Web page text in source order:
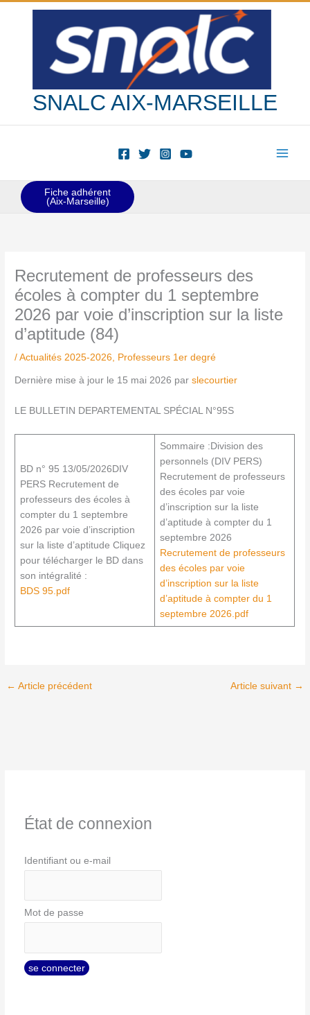
SNALC AIX-MARSEILLE
Fiche adhérent
(Aix-Marseille)
Recrutement de professeurs des
écoles à compter du 1 septembre
2026 par voie d’inscription sur la liste
d’aptitude (84)
/Actualités 2025-2026 Professeurs 1er degré
Dernière mise à jour le 15 mai 2026 parslecourtier
LE BULLETIN DEPARTEMENTAL SPÉCIAL N°95S
BD n° 95 13/05/2026DIV
PERS Recrutement de
professeurs des écoles à
compter du 1 septembre
2026 par voie d’inscription
sur la liste d’aptitude Cliquez
pour télécharger le BD dans
son intégralité :
BDS 95.pdf
Sommaire :Division des
personnels (DIV PERS)
Recrutement de professeurs
des écoles par voie
d’inscription sur la liste
d’aptitude à compter du 1
septembre 2026
Recrutement de professeurs
des écoles par voie
d’inscription sur la liste
d’aptitude à compter du 1
septembre 2026.pdf
← Article précédent Article suivant →
État de connexion
Identifiant ou e-mail
Mot de passe